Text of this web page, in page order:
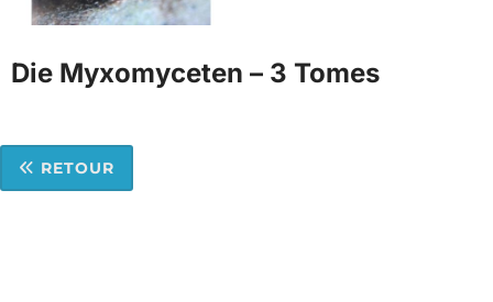
Die Myxomyceten – 3 Tomes
RETOUR